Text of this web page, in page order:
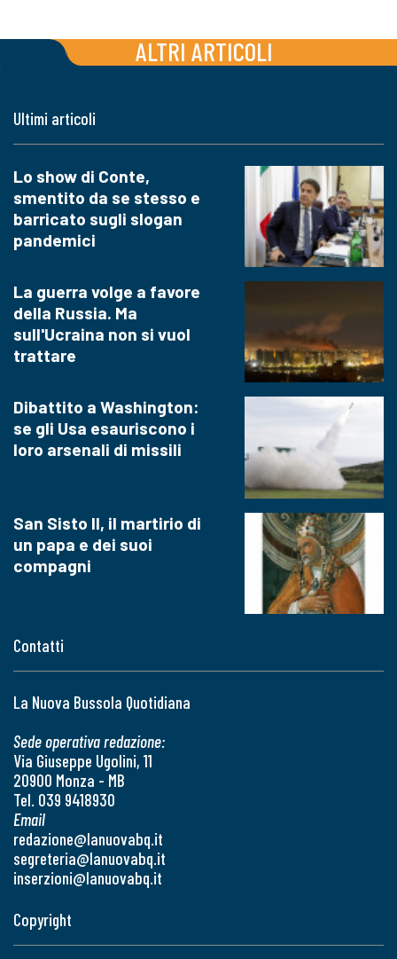
ALTRI ARTICOLI
Contatti
La Nuova Bussola Quotidiana
Sede operativa redazione:
Via Giuseppe Ugolini, 11
20900 Monza - MB
Tel. 039 9418930
Email
redazione@lanuovabq.it
segreteria@lanuovabq.it
inserzioni@lanuovabq.it
Ultimi articoli
Lo show di Conte,
smentito da se stesso e
barricato sugli slogan
pandemici
La guerra volge a favore
della Russia. Ma
sull'Ucraina non si vuol
trattare
Dibattito a Washington:
se gli Usa esauriscono i
loro arsenali di missili
San Sisto II, il martirio di
un papa e dei suoi
compagni
Copyright